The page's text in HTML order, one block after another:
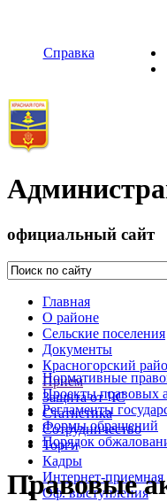
Справка
официальный сайт
Главная
О районе
Сельские поселения
Документы
Красногорский
Прием
Защита от ЧС
Статистика
Сотрудничество
Торги
Кадры
Интернет-приемная
Оф. выступления
Нормативные
Проекты правовых
Регламенты
Формы обращений
Порядок
Правовые